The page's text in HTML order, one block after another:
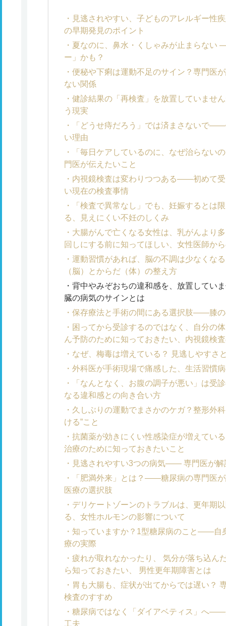
見逃されやすい、子どものアレルギー
の早期発見のポイント
夏なのに、鼻水・くしゃみが止まらない
ー」かも？
便秘や下痢は運動不足のサイン？専門医
ない関係
健診結果の「再検査」を放置していませ
う現実
「どうせ痔だろう」では済まさないで
い理由
「毎日ケアしているのに、なぜ治らない
門医が伝えたいこと
内視鏡検査は変わりつつある――初めて
い現在の検査事情
「検査で異常なし」でも、妊娠するとは
る、見えにくい不妊のしくみ
大腸がんで亡くなる女性は、乳がんより
回しにする前に知ってほしい、女性医師か
運動習慣があれば、脳の不調は少なくな
（脳）とからだ（体）の整え方
背中やみぞおちの違和感を、放置してい
臓の病気のサインとは
保存療法と手術の間にある選択肢――膝
困ってから受診するのではなく、自分の
ん予防のために知っておきたい、内視鏡検
なぜ、梅毒は増えている？ 見逃しやすさ
外科医が手術現場で痛感した、生活習慣
「なんとなく、お腹の調子が悪い」は受
なる違和感との向き合い方
久しぶりの運動でまさかのケガ？整形外
ける”こと
抗菌薬が効きにくい性感染症が増えてい
治療のために知っておきたいこと
見逃されやすい3つの病気—— 専門医が解
「肥満外来」とは？——糖尿病の専門医
医療の選択肢
デリケートゾーンのトラブルは、更年期
る、女性ホルモンの影響について
知っていますか？1型糖尿病のこと——自
療の実際
疲れが取れなかったり、 気分が落ち込ん
ら知っておきたい、 男性更年期障害とは
胃も大腸も、症状が出てからでは遅い？
検査のすすめ
糖尿病ではなく「ダイアベティス」へ
工夫